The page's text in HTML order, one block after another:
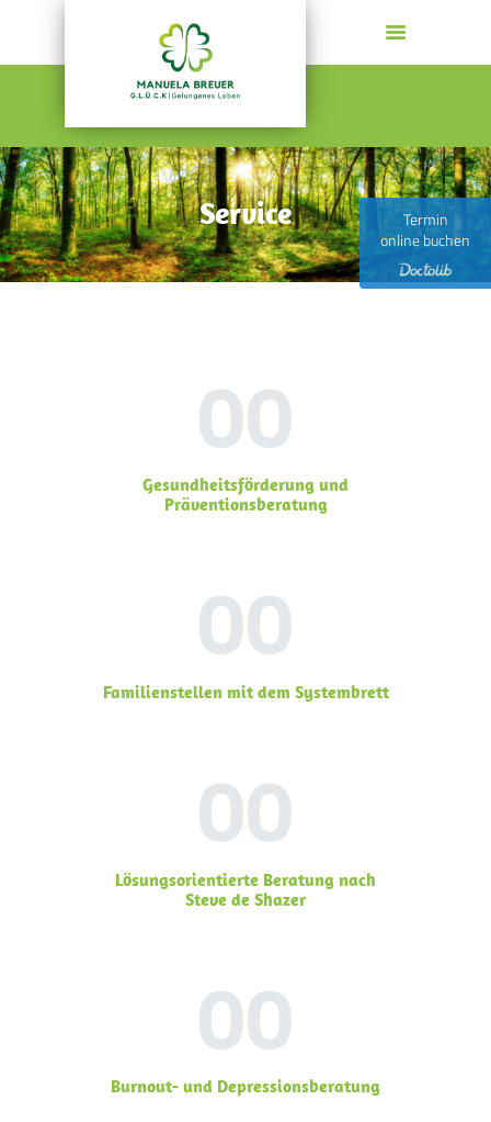
Termin
online buchen
Service
MANUELA BREUER
G.L.Ü.C.K | Gelungenes Leben
HOME
PSYCHOTHERAPIE
COACHING
GESUNDE FÜHRUNG
AKTUELLES
00
Gesundheitsförderung und
Präventionsberatung
00
Familienstellen mit dem Systembrett
00
Lösungsorientierte Beratung nach
Steve de Shazer
00
Burnout- und Depressionsberatung